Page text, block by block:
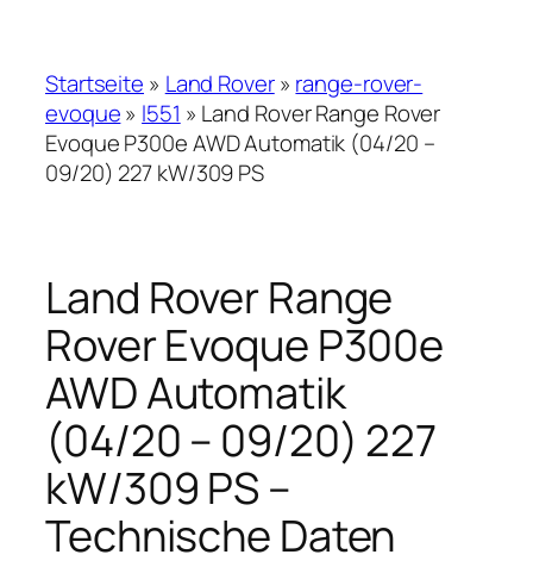
Startseite » Land Rover» range-rover-
evoque» l551 » Land Rover Range Rover
Evoque P300e AWD Automatik (04/20 –
09/20) 227 kW/309 PS
Land Rover Range
Rover Evoque P300e
AWD Automatik
(04/20 – 09/20) 227
kW/309 PS –
Technische Daten